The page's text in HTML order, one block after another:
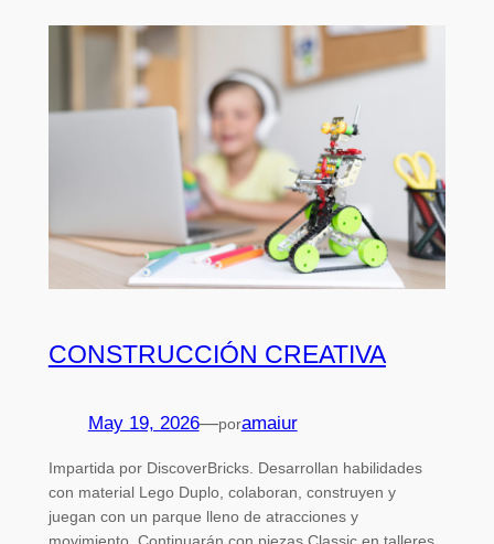
CONSTRUCCIÓN CREATIVA
May 19, 2026—poramaiur
Impartida por DiscoverBricks. Desarrollan habilidades
con material Lego Duplo, colaboran, construyen y
juegan con un parque lleno de atracciones y